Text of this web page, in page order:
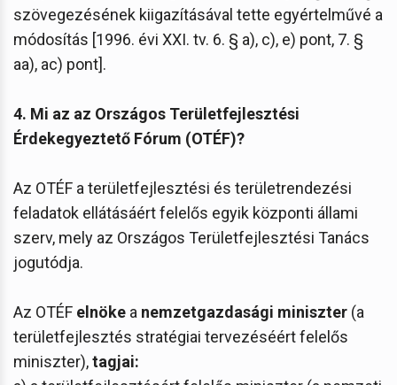
szövegezésének kiigazításával tette egyértelművé a
módosítás [1996. évi XXI. tv. 6. § a), c), e) pont, 7. §
aa), ac) pont].
4. Mi az az Országos Területfejlesztési
Érdekegyeztető Fórum (OTÉF)?
Az OTÉF a területfejlesztési és területrendezési
feladatok ellátásáért felelős egyik központi állami
szerv, mely az Országos Területfejlesztési Tanács
jogutódja.
Az OTÉF elnöke a nemzetgazdasági miniszter (a
területfejlesztés stratégiai tervezéséért felelős
miniszter),tagjai: